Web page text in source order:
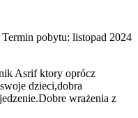
Termin pobytu: listopad 2024
Asrif ktory oprócz
dzieci,dobra
wrażenia z